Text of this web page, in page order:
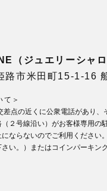
（ジュエリーシャロ
路市米田町15-1-16
て＞
点の近くに公衆電話があり、
２号線沿い）がお客様専用の
ならないのでご利用ください
い。）またはコインパーキン